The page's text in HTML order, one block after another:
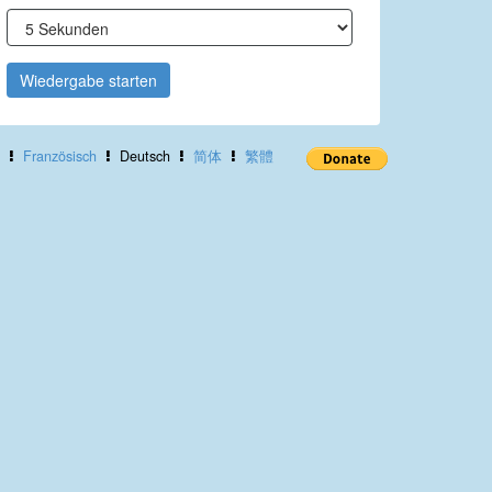
Wiedergabe starten
Französisch Deutsch 简体 繁體